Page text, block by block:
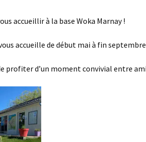
accueillir à la base Woka Marnay !
accueille de début mai à fin
profiter d’un moment convivial entre